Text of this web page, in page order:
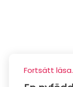
Fortsätt